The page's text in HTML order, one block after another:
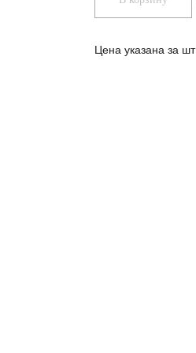
Цена указана за шт